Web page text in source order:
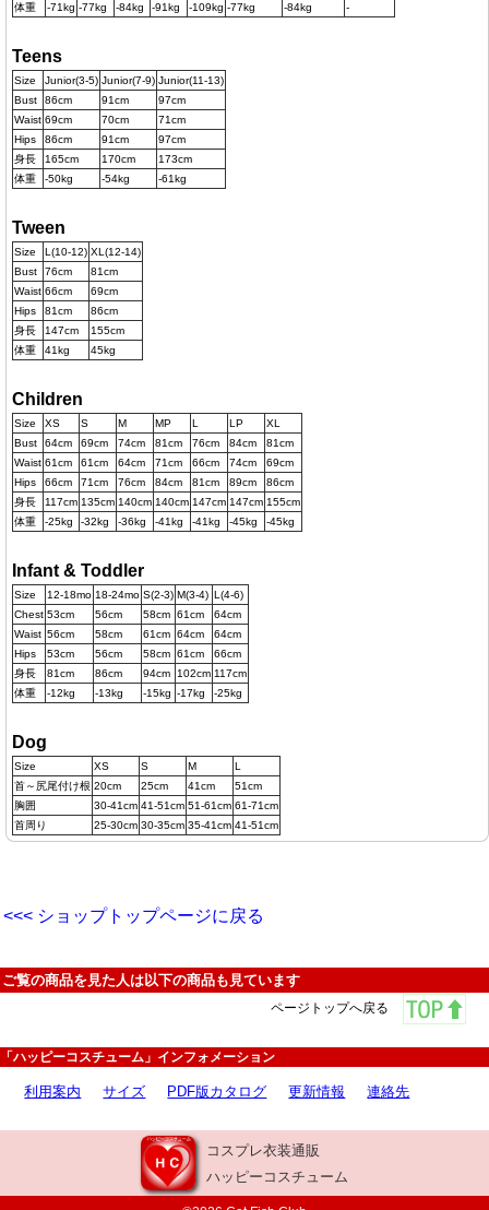
体重
-71kg -77kg -84kg -91kg -109kg -77kg -84kg -
Teens
Size Junior(3-5) Junior(7-9) Junior(11-13)
Bust
86cm 91cm
97cm
Waist 69cm 70cm
71cm
Hips
86cm 91cm
97cm
身長
165cm 170cm
173cm
体重
-50kg -54kg -61kg
Tween
Size L(10-12) XL(12-14)
Bust
76cm
81cm
Waist 66cm
69cm
Hips
81cm
86cm
身長
147cm
155cm
体重
41kg 45kg
Children
Size XS S M MP L LP
XL
Bust
64cm 69cm 74cm 81cm 76cm 84cm
81cm
Waist 61cm 61cm 64cm 71cm 66cm 74cm
69cm
Hips
66cm 71cm 76cm 84cm 81cm 89cm
86cm
身長
117cm 135cm 140cm 140cm 147cm 147cm 155cm
体重
-25kg -32kg -36kg -41kg -41kg -45kg -45kg
Infant & Toddler
Size 12-18mo 18-24mo S(2-3) M(3-4) L(4-6)
Chest 53cm 56cm 58cm 61cm
64cm
Waist 56cm 58cm 61cm 64cm
64cm
Hips
53cm 56cm 58cm 61cm
66cm
身長
81cm 86cm 94cm 102cm 117cm
体重
-12kg -13kg -15kg -17kg -25kg
Dog
Size XS S M
L
首～尻尾付け根 20cm 25cm 41cm
51cm
胸囲
30-41cm 41-51cm 51-61cm 61-71cm
首周り
25-30cm 30-35cm 35-41cm 41-51cm
<<< ショップトップページに戻る
ご覧の商品を見た人は以下の商品も見ています
ページトップへ戻る
「ハッピーコスチューム」インフォメーション
利用案内 サイズ PDF版カタログ 更新情報 連絡先
コスプレ衣装通販
ハッピーコスチューム